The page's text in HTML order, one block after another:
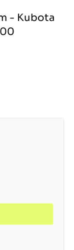
- Kubota